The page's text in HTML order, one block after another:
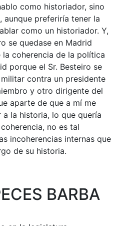
como historiador, sino
preferiría tener la
como un historiador. Y,
se quedase en Madrid
coherencia de la política
porque el Sr. Besteiro se
contra un presidente
y otro dirigente del
aparte de que a mí me
la historia, lo que quería
no es tal
incoherencias internas que
de su historia.
BARBA